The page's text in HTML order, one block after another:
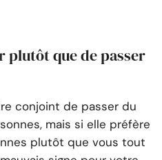
plutôt que de passer
conjoint de passer du
mais si elle préfère
plutôt que vous tout